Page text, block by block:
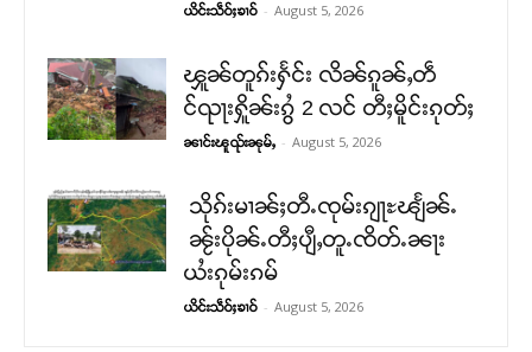
ယိင်းသဵဝ်ႈၶၢဝ် - August 5, 2026
ၾူၼ်တူၵ်းႁႅင်း လိၼ်ၵူၼ်ႇတဵ
င်ၺႃးႁိူၼ်းၵွႆ 2 လင် တီႈမိူင်းၵုတ်ႈ
ၼၢင်းၽူၺ်းၼုမ်ႇ - August 5, 2026
သိုၵ်းမၢၼ်ႈတီႉၸုမ်းၵျႃႊၽျႅၼ်ႉ
ၼႂ်းပိုၼ်ႉတီႈပျီႇတူႉၸိတ်ႉၼႃး
ယႆးၵုမ်းၵမ်
ယိင်းသဵဝ်ႈၶၢဝ် - August 5, 2026